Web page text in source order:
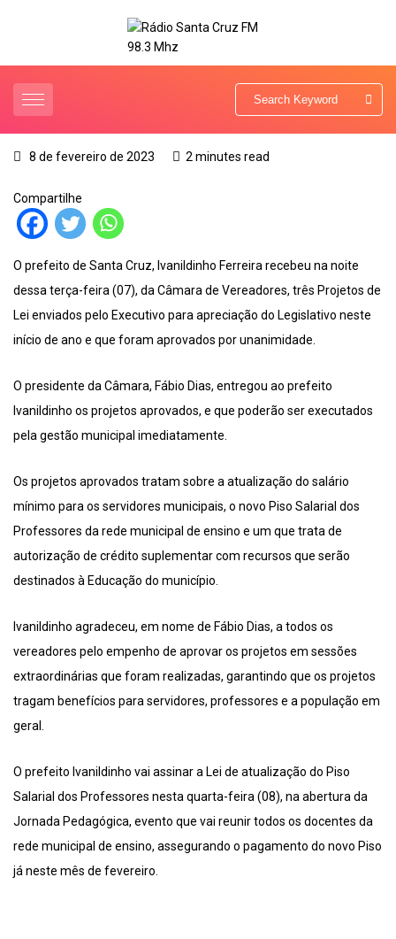
8 de fevereiro de 2023 2 minutes read
Compartilhe
O prefeito de Santa Cruz, Ivanildinho Ferreira recebeu na noite
dessa terça-feira (07), da Câmara de Vereadores, três Projetos de
Lei enviados pelo Executivo para apreciação do Legislativo neste
início de ano e que foram aprovados por unanimidade.
O presidente da Câmara, Fábio Dias, entregou ao prefeito
Ivanildinho os projetos aprovados, e que poderão ser executados
pela gestão municipal imediatamente.
Os projetos aprovados tratam sobre a atualização do salário
mínimo para os servidores municipais, o novo Piso Salarial dos
Professores da rede municipal de ensino e um que trata de
autorização de crédito suplementar com recursos que serão
destinados à Educação do município.
Ivanildinho agradeceu, em nome de Fábio Dias, a todos os
vereadores pelo empenho de aprovar os projetos em sessões
extraordinárias que foram realizadas, garantindo que os projetos
tragam benefícios para servidores, professores e a população em
geral.
O prefeito Ivanildinho vai assinar a Lei de atualização do Piso
Salarial dos Professores nesta quarta-feira (08), na abertura da
Jornada Pedagógica, evento que vai reunir todos os docentes da
rede municipal de ensino, assegurando o pagamento do novo Piso
já neste mês de fevereiro.